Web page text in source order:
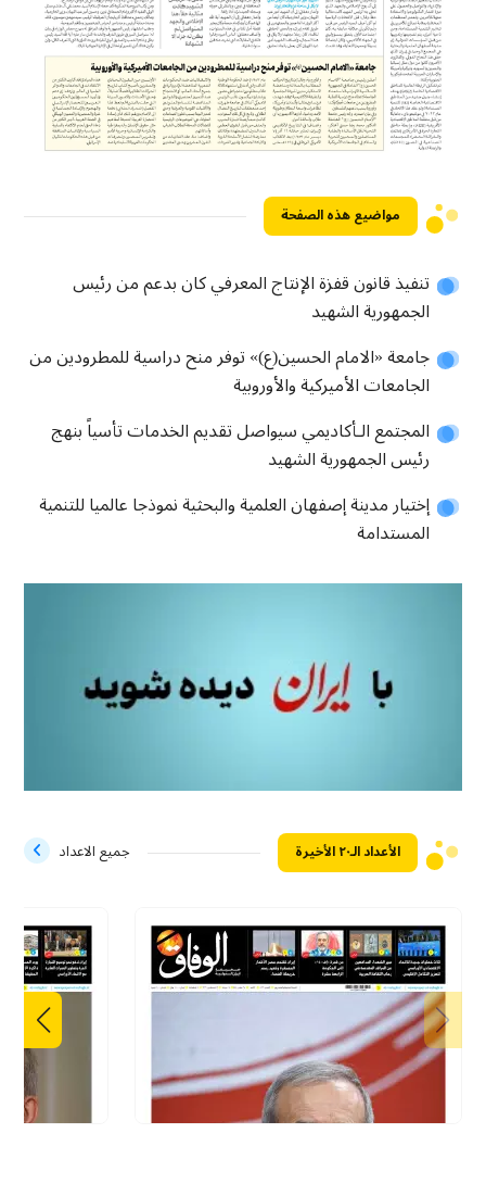
مواضيع هذه الصفحة
تنفيذ قانون قفزة الإنتاج المعرفي كان بدعم من رئيس
الجمهورية الشهيد
جامعة «الامام الحسين(ع)» توفر منح دراسية للمطرودين من
الجامعات الأميركية والأوروبية
المجتمع الـأكاديمي سيواصل تقديم الخدمات تأسياً بنهج
رئيس الجمهورية الشهيد
إختيار مدينة إصفهان العلمية والبحثية نموذجا عالميا للتنمية
المستدامة
الأعداد الـ۲۰ الأخيرة جميع الاعداد